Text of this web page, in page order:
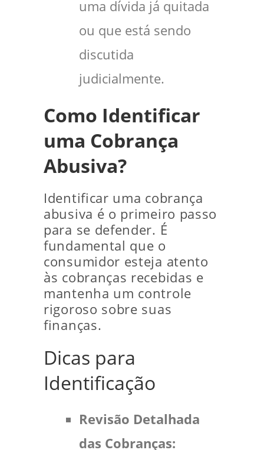
uma dívida já quitada
ou que está sendo
discutida
judicialmente.
Como Identificar
uma Cobrança
Abusiva?
Identificar uma cobrança
abusiva é o primeiro passo
para se defender. É
fundamental que o
consumidor esteja atento
às cobranças recebidas e
mantenha um controle
rigoroso sobre suas
finanças.
Dicas para
Identificação
Revisão Detalhada
das Cobranças: